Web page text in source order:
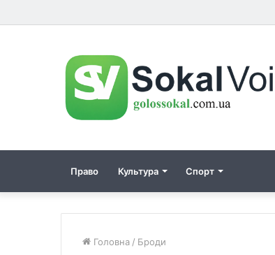
Право Культура Спорт
Головна / Броди